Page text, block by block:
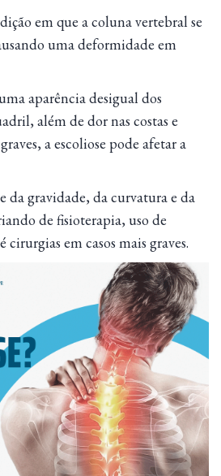
em que a coluna vertebral se
uma deformidade em
aparência desigual dos
além de dor nas costas e
a escoliose pode afetar a
da gravidade, da curvatura e da
de fisioterapia, uso de
em casos mais graves.